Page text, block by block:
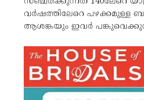
വര്‍ഷത്തിലേറെ പഴക്കമുള്ള
ആശങ്കയും ഇവര്‍